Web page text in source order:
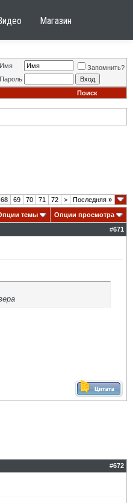
Магазин
Имя
Запомнить?
Пароль
Поиск
68 69 70 71 72 > Последняя »
темы
Опции просмотра
#671
#672